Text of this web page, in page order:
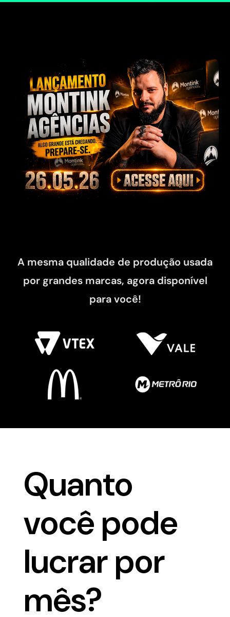
A mesma qualidade de produção usada
por grandes marcas, agora disponível
para você!